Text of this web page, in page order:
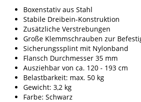
Boxenstativ aus Stahl
Stabile Dreibein-Konstruktion
Zusätzliche Verstrebungen
Große Klemmschrauben zur
Sicherungssplint mit Nylonband
Flansch Durchmesser 35 mm
Ausziehbar von ca. 120 - 193 cm
Belastbarkeit: max. 50 kg
Gewicht: 3,2 kg
Farbe: Schwarz